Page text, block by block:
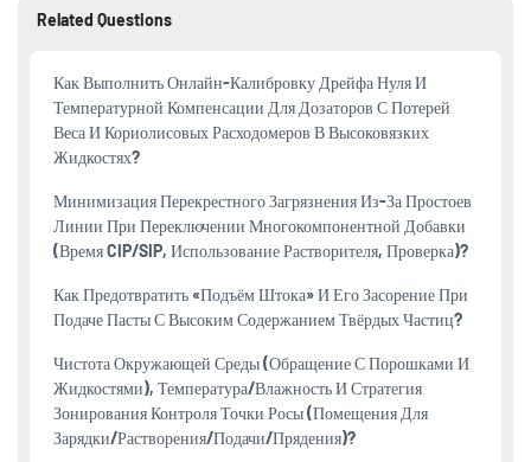
Related Questions
Как Выполнить Онлайн-Калибровку Дрейфа Нуля И
Температурной Компенсации Для Дозаторов С Потерей
Веса И Кориолисовых Расходомеров В Высоковязких
Жидкостях?
Минимизация Перекрестного Загрязнения Из-За Простоев
Линии При Переключении Многокомпонентной Добавки
(время CIP/SIP, Использование Растворителя, Проверка)?
Как Предотвратить «подъём Штока» И Его Засорение При
Подаче Пасты С Высоким Содержанием Твёрдых Частиц?
Чистота Окружающей Среды (обращение С Порошками И
Жидкостями), Температура/влажность И Стратегия
Зонирования Контроля Точки Росы (помещения Для
Зарядки/растворения/подачи/прядения)?